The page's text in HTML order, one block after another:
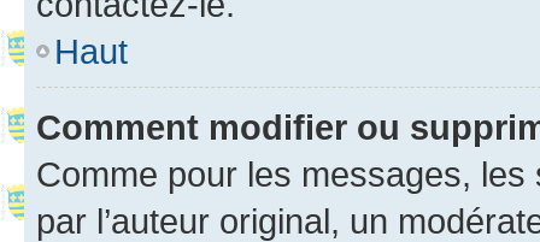
Haut
Comment modifier ou
Comme pour les messages,
par l’auteur original, un